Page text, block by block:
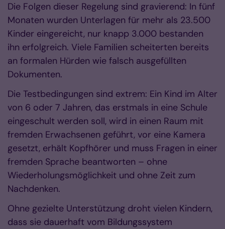
Die Folgen dieser Regelung sind gravierend: In fünf
Monaten wurden Unterlagen für mehr als 23.500
Kinder eingereicht, nur knapp 3.000 bestanden
ihn erfolgreich. Viele Familien scheiterten bereits
an formalen Hürden wie falsch ausgefüllten
Dokumenten.
Die Testbedingungen sind extrem: Ein Kind im Alter
von 6 oder 7 Jahren, das erstmals in eine Schule
eingeschult werden soll, wird in einen Raum mit
fremden Erwachsenen geführt, vor eine Kamera
gesetzt, erhält Kopfhörer und muss Fragen in einer
fremden Sprache beantworten – ohne
Wiederholungsmöglichkeit und ohne Zeit zum
Nachdenken.
Ohne gezielte Unterstützung droht vielen Kindern,
dass sie dauerhaft vom Bildungssystem